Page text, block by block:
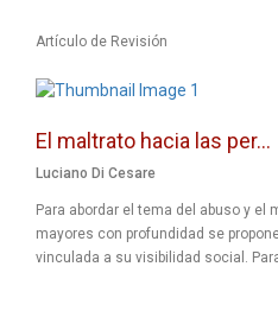
Artículo de Revisión
El maltrato hacia las per...
Luciano Di Cesare
Para abordar el tema del abuso y el
mayores con profundidad se
vinculada a su visibilidad social.